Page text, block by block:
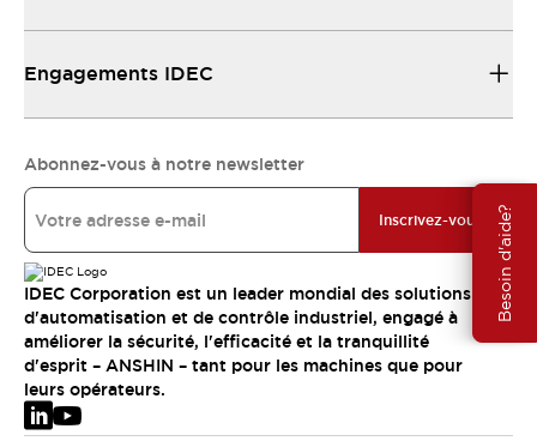
Besoin d'aide?
Engagements IDEC
Abonnez-vous à notre newsletter
Inscrivez-vous
IDEC Corporation est un leader mondial des solutions
d'automatisation et de contrôle industriel, engagé à
améliorer la sécurité, l'efficacité et la tranquillité
d'esprit – ANSHIN – tant pour les machines que pour
leurs opérateurs.